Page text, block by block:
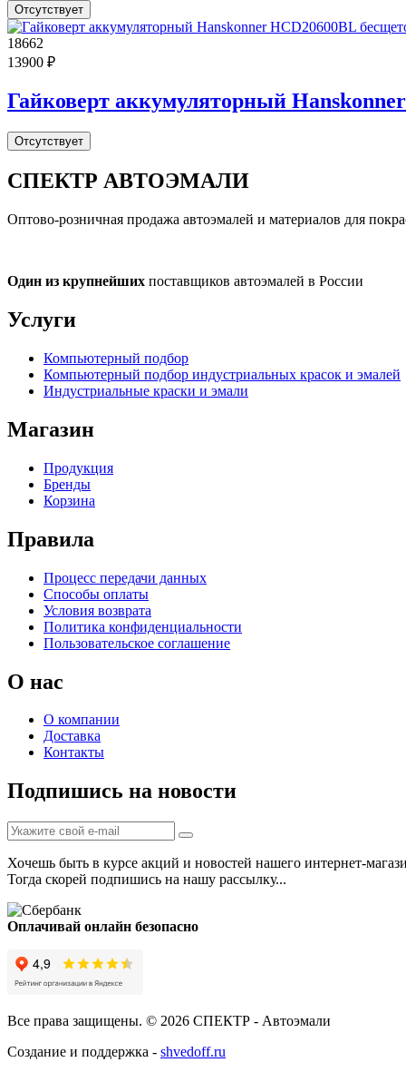
Отсутствует
18662
13900 ₽
Гайковерт аккумуляторный
Отсутствует
СПЕКТР АВТОЭМАЛИ
Оптово-розничная продажа автоэмалей и материалов для
Один из крупнейших поставщиков автоэмалей в России
Услуги
Компьютерный подбор
Компьютерный подбор индустриальных красок и эмалей
Индустриальные краски и эмали
Магазин
Продукция
Бренды
Корзина
Правила
Процесс передачи данных
Способы оплаты
Условия возврата
Политика конфиденциальности
Пользовательское соглашение
О нас
О компании
Доставка
Контакты
Подпишись на новости
Хочешь быть в курсе акций и новостей нашего интернет-
Тогда скорей подпишись на нашу рассылку...
Оплачивай онлайн безопасно
Все права защищены. © 2026 СПЕКТР - Автоэмали
Создание и поддержка - shvedoff.ru